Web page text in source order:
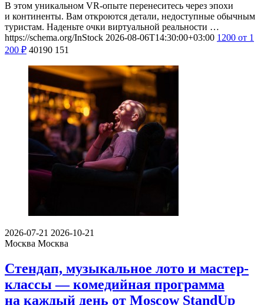
В этом уникальном VR-опыте перенеситесь через эпохи
и континенты. Вам откроются детали, недоступные обычным
туристам. Наденьте очки виртуальной реальности …
https://schema.org/InStock 2026-08-06T14:30:00+03:00 1200 от 1
200 ₽ 40190 151
2026-07-21 2026-10-21
Москва Москва
Стендап, музыкальное лото и мастер-
классы — комедийная программа
на каждый день от Moscow StandUp